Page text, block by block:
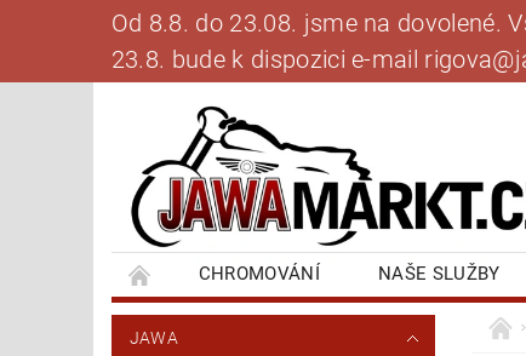
Od 8.8. do 23.08. jsme na dovolené.
23.8. bude k dispozici e-mail
CHROMOVÁNÍ NAŠE SLUŽBY
BANKOVNÍ SPOJENÍ
NAPIŠTE NÁM
JAWA